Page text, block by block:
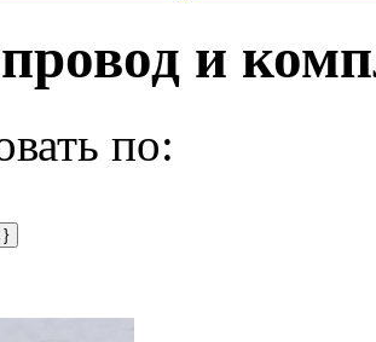
и
по:
}